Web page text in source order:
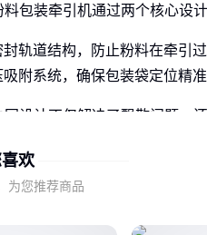
料包装牵引机通过两个核心设计
封轨道结构，防止粉料在牵引
吸附系统，确保包装袋定位精
同设计不仅解决了飘散问题，
何根据粉料特性选择牵引机
粒径和流动性差异会直接影响
欢
为您推荐商品